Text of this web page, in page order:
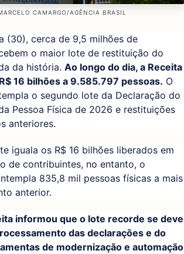
CAMARGO/AGÊNCIA BRASIL
(30), cerca de 9,5 milhões de
o maior lote de restituição do
da história. Ao longo do dia, a Receita
16 bilhões a 9.585.797 pessoas. O
o segundo lote da Declaração do
Pessoa Física de 2026 e restituições
anteriores.
iguala os R$ 16 bilhões liberados em
de contribuintes, no entanto, o
835,8 mil pessoas físicas a mais
anterior.
informou que o lote recorde se deve
das declarações e do
de modernização e automação